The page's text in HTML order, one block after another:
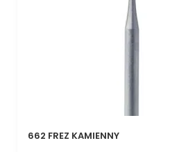
662 FREZ KAMIENNY